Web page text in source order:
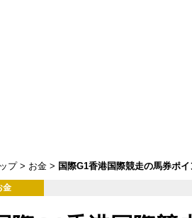
プ お金 国際G1香港国際競走の馬券ポ
金